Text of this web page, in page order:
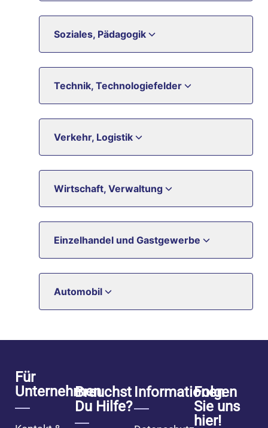
Soziales, Pädagogik
Technik, Technologiefelder
Verkehr, Logistik
Wirtschaft, Verwaltung
Einzelhandel und Gastgewerbe
Automobil
Für
UnternehmenBrauchst
Du Hilfe?
Informationen
Folgen
Sie uns
hier!